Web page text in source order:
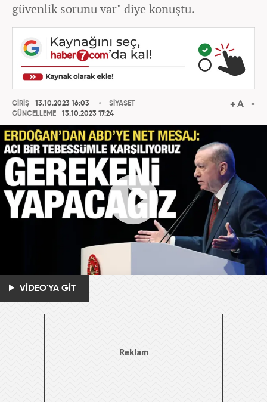
güvenlik sorunu var" diye konuştu.
GİRİŞ
13.10.2023 16:03
GÜNCELLEME
13.10.2023 17:24
SİYASET
VİDEO'YA GİT